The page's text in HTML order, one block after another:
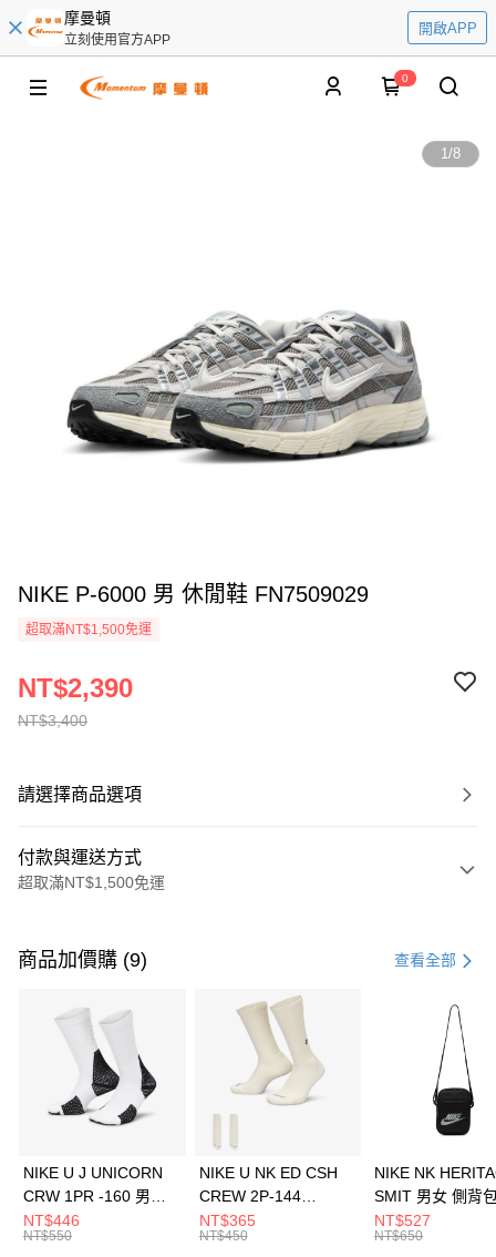
摩曼頓
立刻使用官方APP
開啟APP
0
1/8
NIKE P-6000 男 休閒鞋 FN7509029
超取滿NT$1,500免運
NT$3,400
NT$2,390
請選擇商品選項
付款與運送方式
超取滿NT$1,500免運
信用卡一次付款
3 期 0 利率 每期 21家銀行
合作金庫商業銀行
第一商業銀行
華南商業銀行
彰化商業銀行
上海商業儲蓄銀行
元大商業銀行
Apple Pay
全盈+PAY
AFTEE先享後付
商品加價購 (9) 查看全部
NIKE U J UNICORN
CRW 1PR -160 男女
中統襪 FZ3393100
NT$446
NT$550
NIKE U NK ED CSH
CREW 2P-144
EMBRDY 男女 短統襪
FZ3073133
NT$365
NT$450
NIKE NK
SMIT 男女 側背
BA5871010
NT$527
NT$650